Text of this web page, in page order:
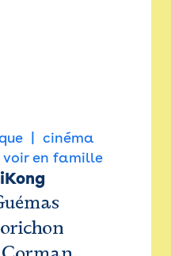
cinéma
en famille